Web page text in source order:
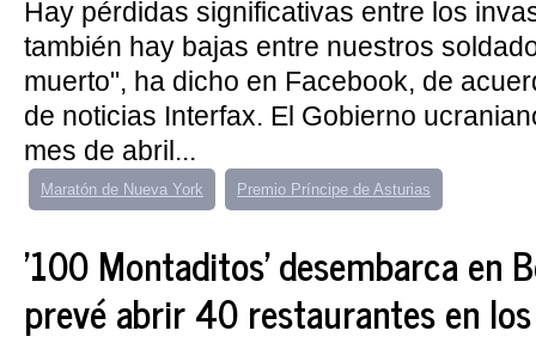
Hay pérdidas significativas entre los
también hay bajas entre nuestros
muerto", ha dicho en Facebook, de
de noticias Interfax. El Gobierno
mes de abril...
Maratón de Nueva York Premio Príncipe de Asturias
'100 Montaditos' desembarca en
prevé abrir 40 restaurantes en